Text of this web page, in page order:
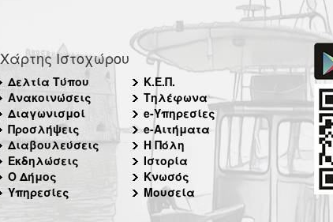
Χάρτης Ιστοχώρου
Δελτία Τύπου
Ανακοινώσεις
Διαγωνισμοί
Προσλήψεις
Διαβουλεύσεις
Εκδηλώσεις
Ο Δήμος
Υπηρεσίες
Κ.Ε.Π.
Τηλέφωνα
e-Υπηρεσίες
e-Αιτήματα
Η Πόλη
Ιστορία
Κνωσός
Μουσεία